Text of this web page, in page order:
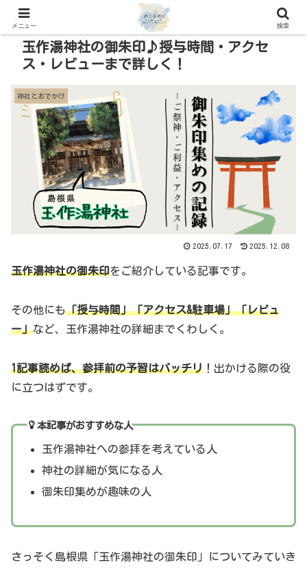
玉作湯神社の御朱印♪授与時間・アクセ
ス・レビューまで詳しく！
神社とおでかけ
2025.07.17 2025.12.08
玉作湯神社の御朱印をご紹介している記事です。
その他にも「授与時間」「アクセス&駐車場」「レビュ
ー」など、玉作湯神社の詳細までくわしく。
1記事読めば、参拝前の予習はバッチリ ！出かける際の役
に立つはずです。
本記事がおすすめな人
玉作湯神社への参拝を考えている人
神社の詳細が気になる人
御朱印集めが趣味の人
さっそく島根県「玉作湯神社の御朱印」についてみていき
メニュー 検索